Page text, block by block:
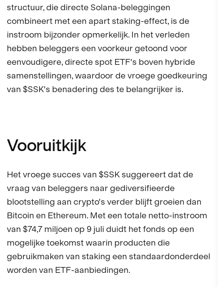
structuur, die directe Solana-beleggingen
combineert met een apart staking-effect, is de
instroom bijzonder opmerkelijk. In het verleden
hebben beleggers een voorkeur getoond voor
eenvoudigere, directe spot ETF's boven hybride
samenstellingen, waardoor de vroege goedkeuring
van $SSK's benadering des te belangrijker is.
Vooruitkijk
Het vroege succes van $SSK suggereert dat de
vraag van beleggers naar gediversifieerde
blootstelling aan crypto's verder blijft groeien dan
Bitcoin en Ethereum. Met een totale netto-instroom
van $74,7 miljoen op 9 juli duidt het fonds op een
mogelijke toekomst waarin producten die
gebruikmaken van staking een standaardonderdeel
worden van ETF-aanbiedingen.